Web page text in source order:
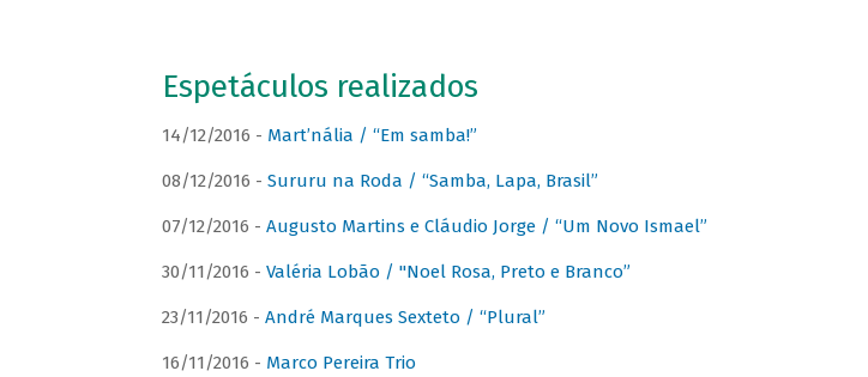
Espetáculos realizados
14/12/2016 - Mart’nália / “Em samba!”
08/12/2016 - Sururu na Roda / “Samba, Lapa, Brasil”
07/12/2016 - Augusto Martins e Cláudio Jorge / “Um Novo Ismael”
30/11/2016 - Valéria Lobão / "Noel Rosa, Preto e Branco”
23/11/2016 - André Marques Sexteto / “Plural”
16/11/2016 - Marco Pereira Trio